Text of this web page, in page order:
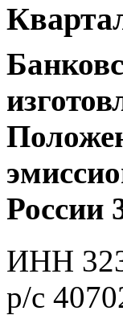
России
ИНН
р/с